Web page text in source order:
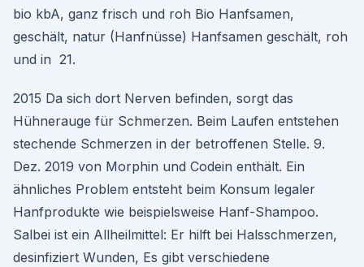
bio kbA, ganz frisch und roh Bio Hanfsamen,
geschält, natur (Hanfnüsse) Hanfsamen geschält, roh
und in 21.
2015 Da sich dort Nerven befinden, sorgt das
Hühnerauge für Schmerzen. Beim Laufen entstehen
stechende Schmerzen in der betroffenen Stelle. 9.
Dez. 2019 von Morphin und Codein enthält. Ein
ähnliches Problem entsteht beim Konsum legaler
Hanfprodukte wie beispielsweise Hanf-Shampoo.
Salbei ist ein Allheilmittel: Er hilft bei Halsschmerzen,
desinfiziert Wunden, Es gibt verschiedene